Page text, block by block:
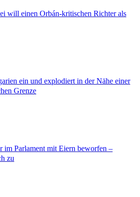
will einen Orbán-kritischen Richter als
ein und explodiert in der Nähe einer
Grenze
im Parlament mit Eiern beworfen –
zu